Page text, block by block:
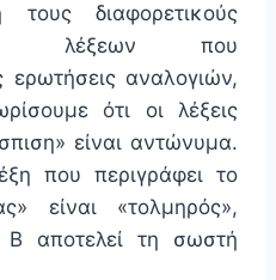
διαφορετικούς
λέξεων που
ερωτήσεις αναλογιών,
ότι οι λέξεις
είναι αντώνυμα.
που περιγράφει το
είναι «τολμηρός»,
αποτελεί τη σωστή